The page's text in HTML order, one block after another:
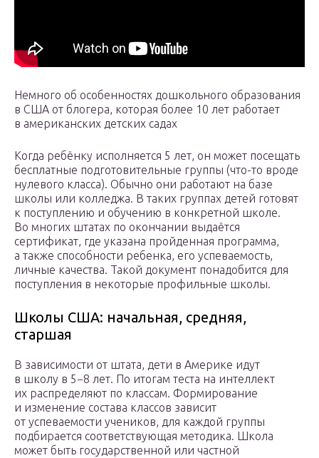
Немного об особенностях дошкольного образования
в США от блогера, которая более 10 лет работает
в американских детских садах
Когда ребёнку исполняется 5 лет, он может посещать
бесплатные подготовительные группы (что-то вроде
нулевого класса). Обычно они работают на базе
школы или колледжа. В таких группах детей готовят
к поступлению и обучению в конкретной школе.
Во многих штатах по окончании выдаётся
сертификат, где указана пройденная программа,
а также способности ребенка, его успеваемость,
личные качества. Такой документ понадобится для
поступления в некоторые профильные школы.
Школы США: начальная, средняя,
старшая
В зависимости от штата, дети в Америке идут
в школу в 5−8 лет. По итогам теста на интеллект
их распределяют по классам. Формирование
и изменение состава классов зависит
от успеваемости учеников, для каждой группы
подбирается соответствующая методика. Школа
может быть государственной или частной